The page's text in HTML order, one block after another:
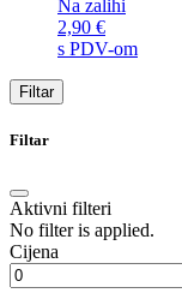
Na zalihi
2,90 €
s PDV-om
Filtar
Filtar
Aktivni filteri
No filter is applied.
Cijena